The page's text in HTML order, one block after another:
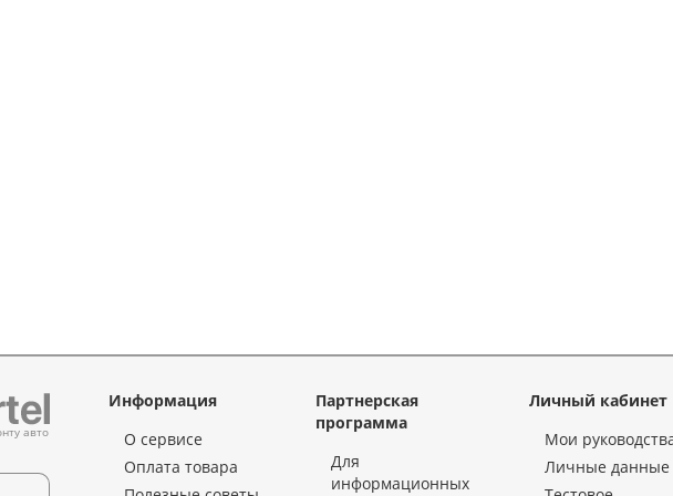
авто
Информация
О сервисе
Оплата товара
Партнерская
программа
Для
информационных
Личный кабинет
Мои
Личные данные